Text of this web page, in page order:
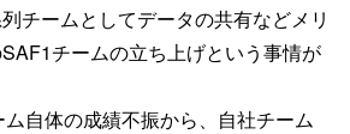
チームとしてデータの共有などメリ
チームの立ち上げという事情が
自体の成績不振から、自社チーム